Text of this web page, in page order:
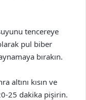
tencereye
pul biber
bırakın.
altını kısın ve
25 dakika pişirin.